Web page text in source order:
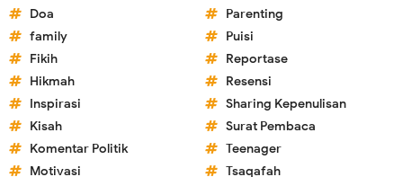
Doa
family
Fikih
Hikmah
Inspirasi
Kisah
Komentar Politik
Motivasi
Parenting
Puisi
Reportase
Resensi
Sharing Kepenulisan
Surat Pembaca
Teenager
Tsaqafah